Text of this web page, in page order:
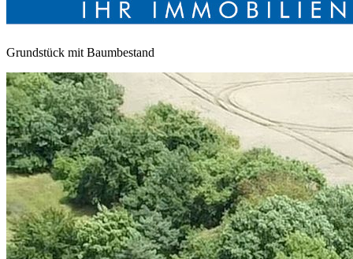
Grundstück mit Baumbestand